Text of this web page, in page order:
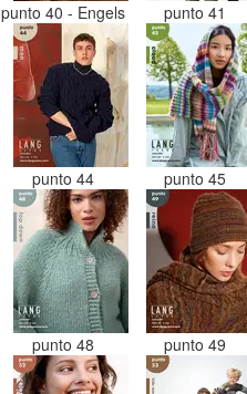
punto 40 - Engels punto 41
punto 44 punto 45
punto 48 punto 49